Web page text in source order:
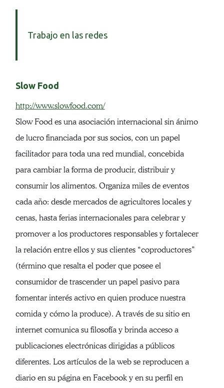
Trabajo en las redes
Slow Food
http://www.slowfood.com/
Slow Food es una asociación internacional sin ánimo
de lucro financiada por sus socios, con un papel
facilitador para toda una red mundial, concebida
para cambiar la forma de producir, distribuir y
consumir los alimentos. Organiza miles de eventos
cada año: desde mercados de agricultores locales y
cenas, hasta ferias internacionales para celebrar y
promover a los productores responsables y fortalecer
la relación entre ellos y sus clientes “coproductores”
(término que resalta el poder que posee el
consumidor de trascender un papel pasivo para
fomentar interés activo en quien produce nuestra
comida y cómo la produce). A través de su sitio en
internet comunica su filosofía y brinda acceso a
publicaciones electrónicas dirigidas a públicos
diferentes. Los artículos de la web se reproducen a
diario en su página en Facebook y en su perfil en